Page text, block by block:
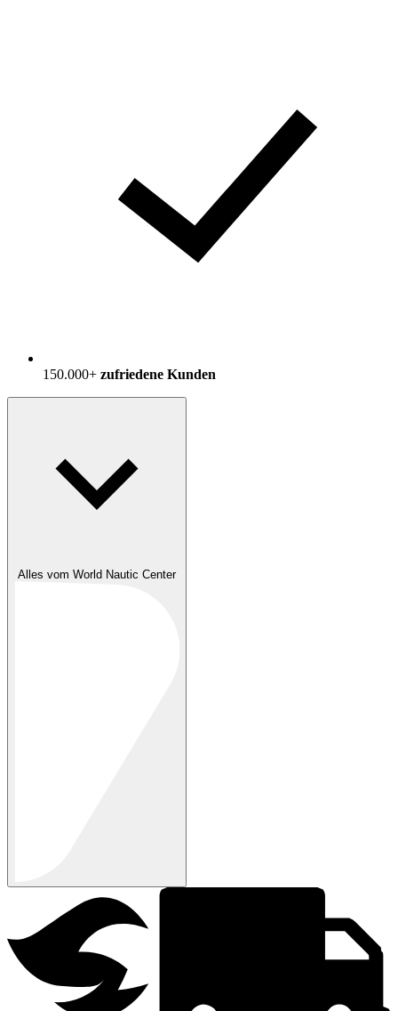
150.000+ zufriedene Kunden
Alles vom World Nautic Center